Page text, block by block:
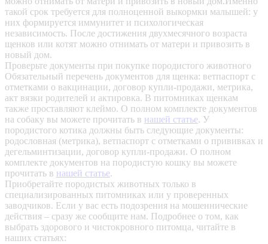
такой срок требуется для полноценной выкормки малышей: у
них формируется иммунитет и психологическая
независимость. После достижения двухмесячного возраста
щенков или котят можно отнимать от матери и привозить в
новый дом.
Проверьте документы при покупке породистого животного
Обязательный перечень документов для щенка: ветпаспорт с
отметками о вакцинации, договор купли-продажи, метрика,
акт вязки родителей и актировка. В питомниках щенкам
также проставляют клеймо. О полном комплекте документов
на собаку вы можете прочитать в нашей статье. У
породистого котика должны быть следующие документы:
родословная (метрика), ветпаспорт с отметками о прививках и
дегельминтизации, договор купли-продажи. О полном
комплекте документов на породистую кошку вы можете
прочитать в нашей статье.
Приобретайте породистых животных только в
специализированных питомниках или у проверенных
заводчиков. Если у вас есть подозрения на мошеннические
действия – сразу же сообщите нам. Подробнее о том, как
выбрать здорового и чистокровного питомца, читайте в
наших статьях: